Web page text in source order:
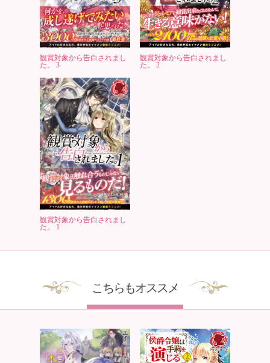
観賞対象から告白されまし
た。 3
観賞対象から告白されまし
た。 2
観賞対象から告白されまし
た。 1
こちらもオススメ